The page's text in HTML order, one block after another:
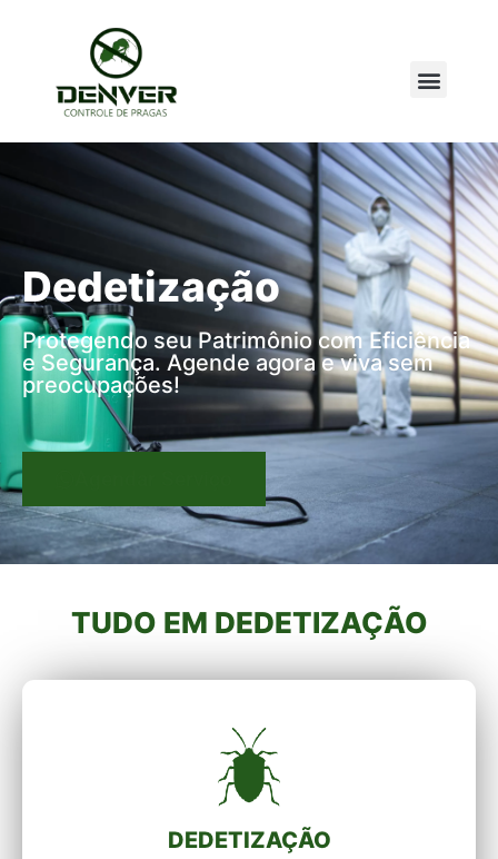
Dedetização
Protegendo seu Patrimônio com Eficiência
e Segurança. Agende agora e viva sem
preocupações!
TUDO EM DEDETIZAÇÃO
DEDETIZAÇÃO